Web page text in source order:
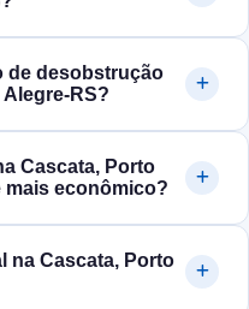
de desobstrução
Cascata, Porto
mais econômico?
na Cascata, Porto